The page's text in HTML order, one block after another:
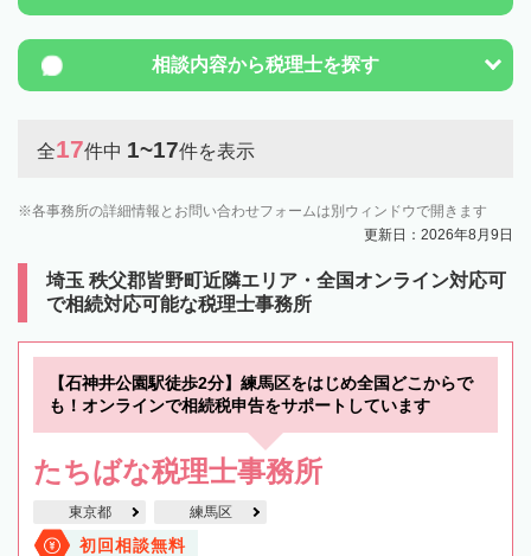
相談内容から税理士を探す
全17件中 1~17件を表示
各事務所の詳細情報とお問い合わせフォームは別ウィンドウで開きます
更新日：2026年8月9日
埼玉 秩父郡皆野町近隣エリア・全国オンライン対応可
で相続対応可能な税理士事務所
【石神井公園駅徒歩2分】練馬区をはじめ全国どこからで
も！オンラインで相続税申告をサポートしています
たちばな税理士事務所
東京都 練馬区
初回相談無料